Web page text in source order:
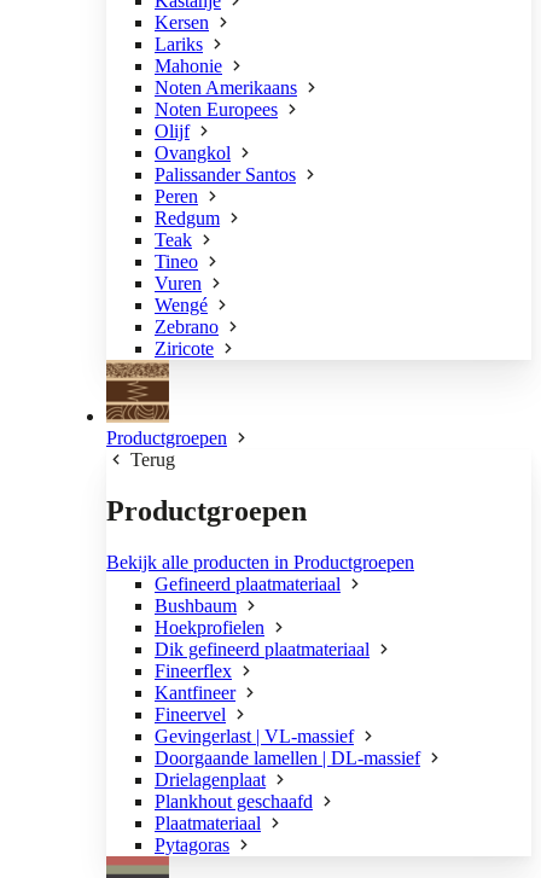
Kersen
Lariks
Mahonie
Noten Amerikaans
Noten Europees
Olijf
Ovangkol
Palissander Santos
Peren
Redgum
Teak
Tineo
Vuren
Wengé
Zebrano
Ziricote
Productgroepen
Terug
Productgroepen
Bekijk alle producten in Productgroepen
Gefineerd plaatmateriaal
Bushbaum
Hoekprofielen
Dik gefineerd plaatmateriaal
Fineerflex
Kantfineer
Fineervel
Gevingerlast | VL-massief
Doorgaande lamellen | DL-massief
Drielagenplaat
Plankhout geschaafd
Plaatmateriaal
Pytagoras